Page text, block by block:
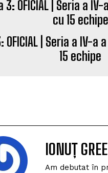
OFICIAL | Seria a IV-a
15 echipe
IONUȚ
Am debutat în